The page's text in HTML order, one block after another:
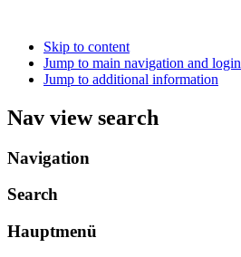
Skip to content
Jump to main navigation and login
Jump to additional information
Nav view search
Navigation
Search
Hauptmenü